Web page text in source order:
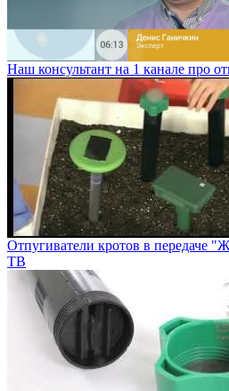
Наш консультант на 1 канале про
Отпугиватели кротов в передаче
ТВ